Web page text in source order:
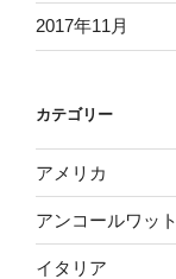
2017年11月
カテゴリー
アメリカ
アンコールワット
イタリア